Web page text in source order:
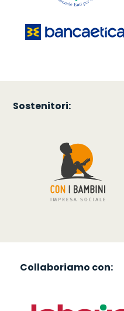
Sostenitori:
Collaboriamo con: